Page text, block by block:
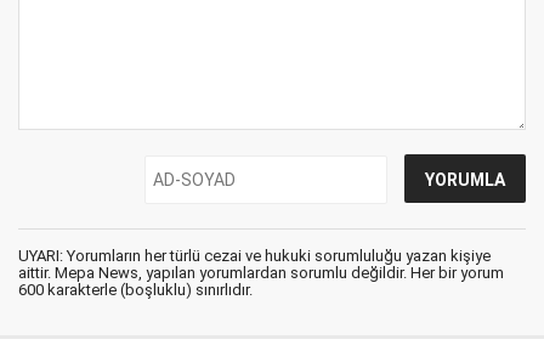
UYARI: Yorumların her türlü cezai ve hukuki sorumluluğu yazan kişiye
aittir. Mepa News, yapılan yorumlardan sorumlu değildir. Her bir yorum
600 karakterle (boşluklu) sınırlıdır.